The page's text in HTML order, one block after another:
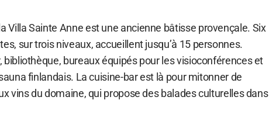
Villa Sainte Anne est une ancienne bâtisse provençale. Six
sur trois niveaux, accueillent jusqu’à 15 personnes.
bibliothèque, bureaux équipés pour les visioconférences et
finlandais. La cuisine-bar est là pour mitonner de
vins du domaine, qui propose des balades culturelles dans